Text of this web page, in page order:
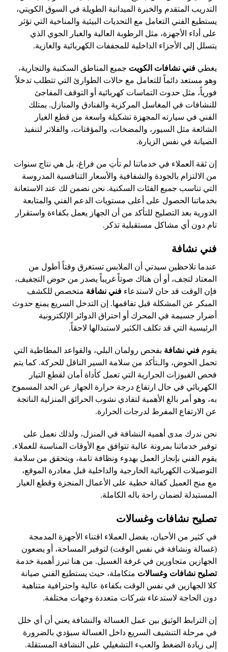
التدريب المتقدم والخبرة الميدانية الطويلة في السوق الكويتي،
يستطيع الفني التعامل مع التحديات البيئية والمناخية التي تؤثر
على أداء الأجهزة، مثل الرطوبة العالية والغبار الجوي الذي
يتسلل إلى الأجزاء الداخلية للمجففات الكهربائية والغازية.
يغطيفني نشافات الكويت جميع المناطق السكنية والتجارية،
وهو مستعد دائماً للتعامل مع حالات الطوارئ التي تتطلب تدخلاً
فورياً، مثل حدوث التماسات كهربائية أو التوقف المفاجئ
للنشافات في المغاسل المركزية والفنادق والمنازل. يمتلك
الفني في سيارته المجهزة تشكيلة واسعة من قطع الغيار
الشائعة مثل السيور، والمضخات، والمؤقتات، والفلاتر لتنفيذ
الصيانة في نفس الزيارة.
إن ثقة العملاء في خدماتنا لم تأتِ من فراغ، بل هي نتاج سنوات
من الالتزام بالجودة والشفافية والأسعار التنافسية المدروسة
التي تناسب جميع الفئات السكنية. نحن نضمن لك عند الاستعانة
بخدماتنا الحصول على أعلى مستويات الدعم الفني والمتابعة
الدورية بعد التصليح للتأكد من أن الجهاز يعمل بكفاءة واستقرار
تام دون أي مشاكل مستقبلية تذكر.
فني نشافة
عندما تلاحظين سيدتي أن الملابس تستغرق وقتاً أطول من
المعتاد لتجف، أو أن هناك صوتاً غريباً يصدر من حوض التجفيف،
فإن الوقت قد حان لاستدعاءفني نشافة متخصص للكشف
المبكر عن المشكلة قبل تفاقمها. إن التدخل السريع يمنع حدوث
أضرار جسيمة في المحرك أو احتراق الدوائر الإلكترونية
الرئيسية التي قد تكلف الكثير لاستبدالها لاحقاً.
يقومفني نشافة بفحص رولمان البلي، والقواعد المطاطية التي
تحمل الحوض، والـتأكد من سلامة السير الناقل للحركة. كما يتم
فحص الفيوزات الحرارية التي تعمل كأداة أمان لقطع التيار
الكهربائي في حال ارتفاع درجة حرارة الجهاز عن الحد المسموح
به، وهو أمر بالغ الأهمية لتفادي نشوب الحرائق المنزلية الناتجة
عن الارتفاع المفرط لدرجات الحرارة.
نحن ندرك مدى أهمية النشافة في المنزل، ولذلك نعمل على
توفير خدماتنا بمرونة عالية تتوافق مع الأوقات المناسبة للعملاء.
يقوم الفني بإنجاز العمل بهدوء ونظافة تامة، ويتحقق من سلامة
التوصيلات الكهربائية الخارجية والداخلية قبل مغادرة الموقع،
مع منح العميل كفالة خطية على الأعمال المنجزة وقطع الغيار
المستبدلة لضمان راحة باله الكاملة.
تصليح نشافات وغسالات
في كثير من الأحيان، يفضل العملاء اقتناء الأجهزة المدمجة
(غسالة ونشافة في نفس الوقت) لتوفير المساحة، أو يضعون
الجهازين متجاورين في غرفة الغسيل. من هنا تبرز أهمية خدمة
تصليح نشافات وغسالات متكاملة، حيث يستطيع الفني صيانة
كلا الجهازين في نفس الوقت بكفاءة عالية واحترافية متناهية
دون الحاجة لاستدعاء شركات متعددة وجهات مختلفة.
إن الترابط الوثيق بين عمل الغسالة والنشافة يعني أن أي خلل
في مرحلة التنشيف السريع داخل الغسالة سيؤدي بالضرورة
إلى زيادة الضغط والعبء التشغيلي على النشافة المستقلة.